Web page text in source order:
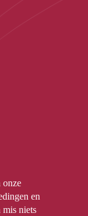
onze
en
mis niets